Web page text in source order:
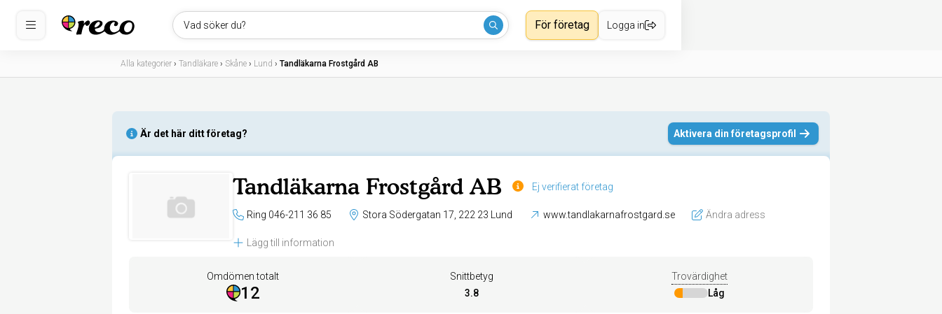
Vad söker du? För företag Logga in
Alla kategorier › Tandläkare › Skåne › Lund › Tandläkarna Frostgård AB
Är det här ditt företag? Aktivera din företagsprofil
Tandläkarna Frostgård AB Ej verifierat företag
Ring 046-211 36 85 Stora Södergatan 17, 222 23 Lund www.tandlakarnafrostgard.se Ändra adress
Lägg till information
Omdömen totalt
12
Snittbetyg
3.8
Trovärdighet
Låg